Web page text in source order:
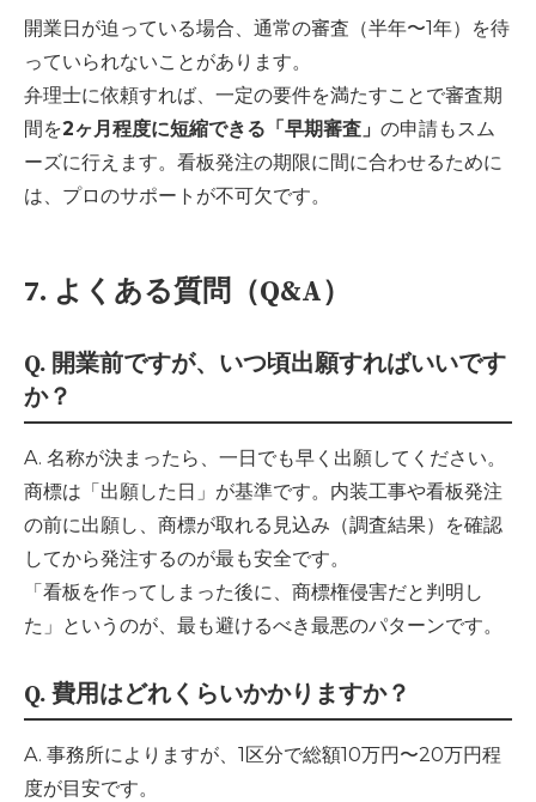
開業日が迫っている場合、通常の審査（半年〜1年）を待
っていられないことがあります。
弁理士に依頼すれば、一定の要件を満たすことで審査期
間を2ヶ月程度に短縮できる「早期審査」 の申請もスム
ーズに行えます。看板発注の期限に間に合わせるために
は、プロのサポートが不可欠です。
7. よくある質問（Q&A）
Q. 開業前ですが、いつ頃出願すればいいです
か？
A. 名称が決まったら、一日でも早く出願してください。
商標は「出願した日」が基準です。内装工事や看板発注
の前に出願し、商標が取れる見込み（調査結果）を確認
してから発注するのが最も安全です。
「看板を作ってしまった後に、商標権侵害だと判明し
た」というのが、最も避けるべき最悪のパターンです。
Q. 費用はどれくらいかかりますか？
A. 事務所によりますが、1区分で総額10万円〜20万円程
度が目安です。